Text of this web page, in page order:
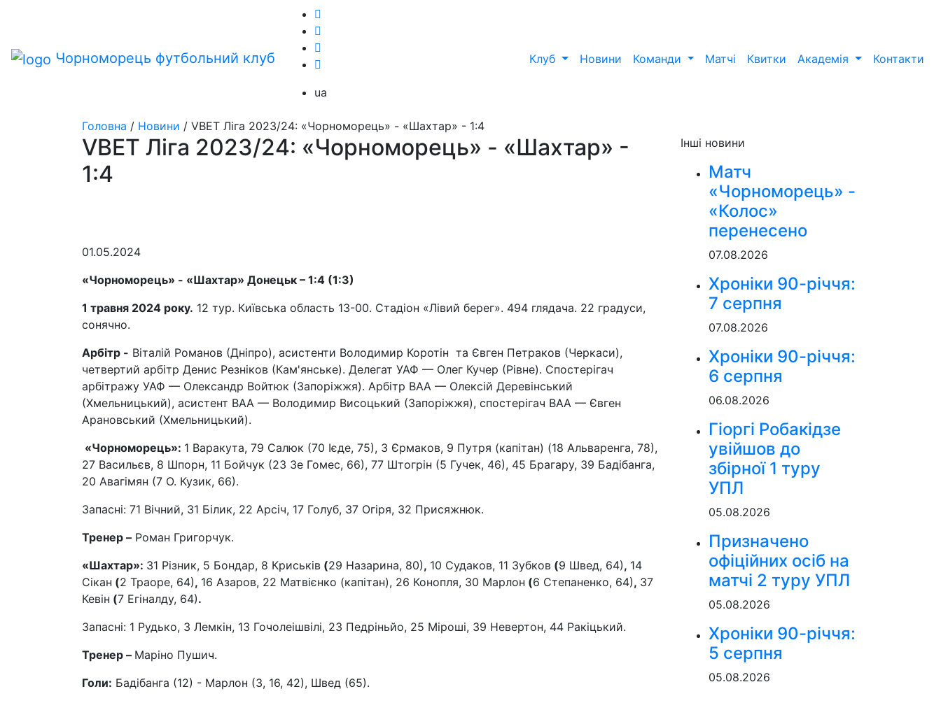
Чорноморець футбольний клуб
ua
Клуб Новини Команди Матчі Квитки Академія Контакти
Головна / Новини / VBET Ліга 2023/24: «Чорноморець» - «Шахтар» - 1:4
VBET Ліга 2023/24: «Чорноморець» - «Шахтар» -
1:4
01.05.2024
«Чорноморець» - «Шахтар» Донецьк – 1:4 (1:3)
1 травня 2024 року. 12 тур. Київська область 13-00. Стадіон «Лівий берег». 494 глядача. 22 градуси,
сонячно.
Арбітр - Віталій Романов (Дніпро), асистенти Володимир Коротін та Євген Петраков (Черкаси),
четвертий арбітр Денис Резніков (Кам'янське). Делегат УАФ — Олег Кучер (Рівне). Спостерігач
арбітражу УАФ — Олександр Войтюк (Запоріжжя). Арбітр ВАА — Олексій Деревінський
(Хмельницький), асистент ВАА — Володимир Висоцький (Запоріжжя), спостерігач ВАА — Євген
Арановський (Хмельницький).
«Чорноморець»: 1 Варакута, 79 Салюк (70 Ієде, 75), 3 Єрмаков, 9 Путря (капітан) (18 Альваренга, 78),
27 Васильєв, 8 Шпорн, 11 Бойчук (23 Зе Гомес, 66), 77 Штогрін (5 Гучек, 46), 45 Брагару, 39 Бадібанга,
20 Авагімян (7 О. Кузик, 66).
Запасні: 71 Вічний, 31 Білик, 22 Арсіч, 17 Голуб, 37 Огіря, 32 Присяжнюк.
Тренер – Роман Григорчук.
«Шахтар»: 31 Різник, 5 Бондар, 8 Криськів (29 Назарина, 80), 10 Судаков, 11 Зубков (9 Швед, 64), 14
Сікан (2 Траоре, 64), 16 Азаров, 22 Матвієнко (капітан), 26 Конопля, 30 Марлон (6 Степаненко, 64), 37
Кевін (7 Егіналду, 64).
Запасні: 1 Рудько, 3 Лемкін, 13 Гочолеішвілі, 23 Педріньйо, 25 Міроші, 39 Невертон, 44 Ракіцький.
Тренер – Маріно Пушич.
Голи: Бадібанга (12) - Марлон (3, 16, 42), Швед (65).
Інші новини
Матч
«Чорноморець» -
«Колос»
перенесено
07.08.2026
Хроніки 90-річчя:
7 серпня
07.08.2026
Хроніки 90-річчя:
6 серпня
06.08.2026
Гіоргі Робакідзе
увійшов до
збірної 1 туру
УПЛ
05.08.2026
Призначено
офіційних осіб на
матчі 2 туру УПЛ
05.08.2026
Хроніки 90-річчя:
5 серпня
05.08.2026